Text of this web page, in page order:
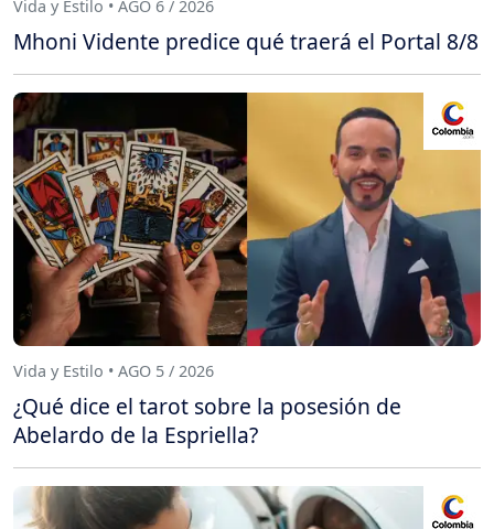
Vida y Estilo • AGO 6 / 2026
Mhoni Vidente predice qué traerá el Portal 8/8
Vida y Estilo • AGO 5 / 2026
¿Qué dice el tarot sobre la posesión de
Abelardo de la Espriella?